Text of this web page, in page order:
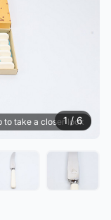
to take a closer look
1 / 6